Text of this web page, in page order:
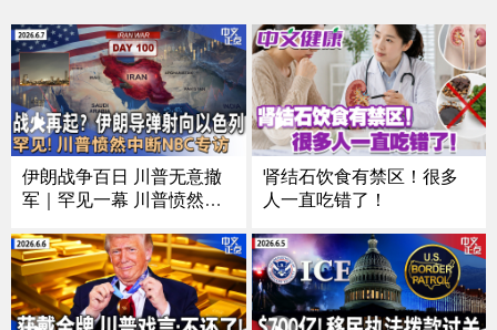
伊朗战争百日 川普无意撤
军｜罕见一幕 川普愤然中
列发射导弹｜美欧就移民
问题再生嫌隙｜1290万人
参加高考｜乌克兰核设施
遭袭｜韩国选举现争议
肾结石饮食有禁区！很多
人一直吃错了！